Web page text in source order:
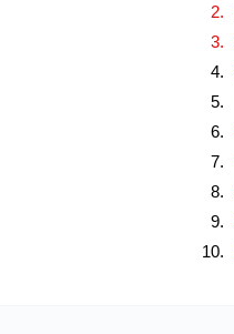
2.
3.
4.
5.
6.
7.
8.
9.
10.